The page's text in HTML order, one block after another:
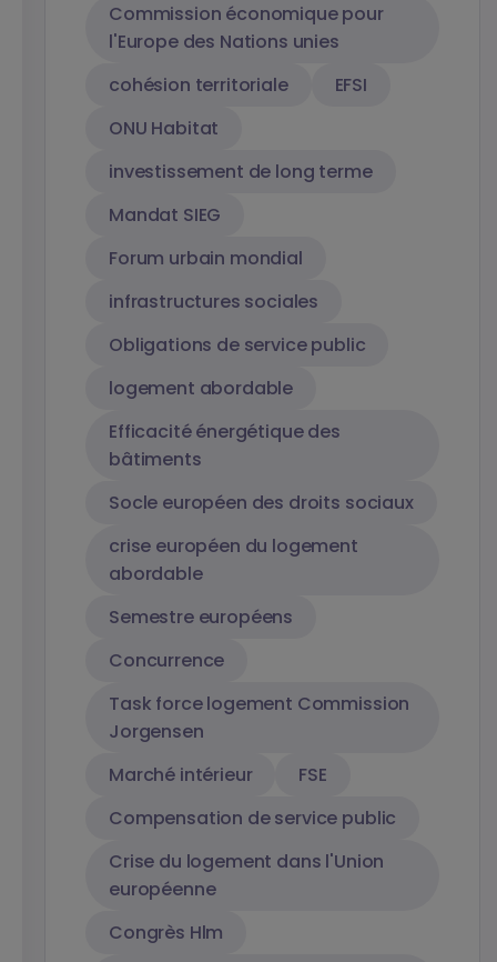
Commission économique pour
l'Europe des Nations unies
cohésion territoriale
EFSI
ONU Habitat
investissement de long terme
Mandat SIEG
Forum urbain mondial
infrastructures sociales
Obligations de service public
logement abordable
Efficacité énergétique des
bâtiments
Socle européen des droits sociaux
crise européen du logement
abordable
Semestre européens
Concurrence
Task force logement Commission
Jorgensen
Marché intérieur
FSE
Compensation de service public
Crise du logement dans l'Union
européenne
Congrès Hlm